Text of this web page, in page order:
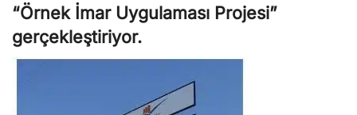
“Örnek İmar Uygulaması Projesi”
gerçekleştiriyor.